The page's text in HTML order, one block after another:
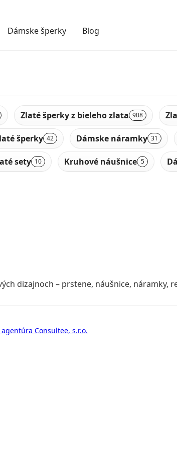
Dámske šperky Blog
Zlaté šperky z bieleho zlata 908
šperky 42 Dámske náramky 31
sety 10 Kruhové náušnice 5
dizajnoch – prstene, náušnice, náramky,
Consultee, s.r.o.